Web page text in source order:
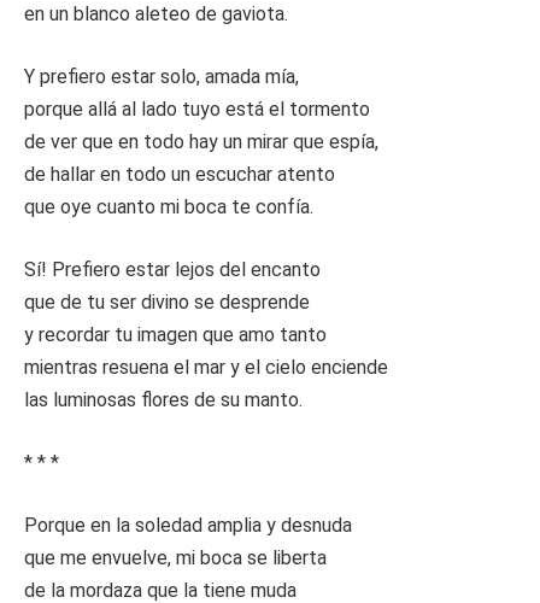
en un blanco aleteo de gaviota.
Y prefiero estar solo, amada mía,
porque allá al lado tuyo está el tormento
de ver que en todo hay un mirar que espía,
de hallar en todo un escuchar atento
que oye cuanto mi boca te confía.
Sí! Prefiero estar lejos del encanto
que de tu ser divino se desprende
y recordar tu imagen que amo tanto
mientras resuena el mar y el cielo enciende
las luminosas flores de su manto.
* * *
Porque en la soledad amplia y desnuda
que me envuelve, mi boca se liberta
de la mordaza que la tiene muda